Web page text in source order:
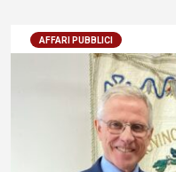
AFFARI PUBBLICI